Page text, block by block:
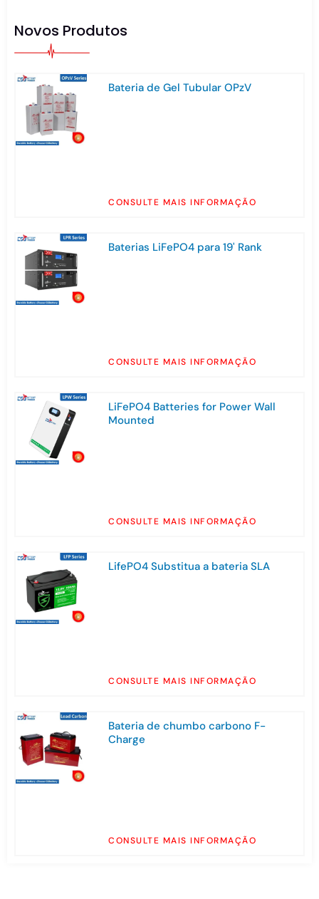
Novos Produtos
Bateria de Gel Tubular OPzV
CONSULTE MAIS INFORMAÇÃO
Baterias LiFePO4 para 19' Rank
CONSULTE MAIS INFORMAÇÃO
LiFePO4 Batteries for Power Wall
Mounted
CONSULTE MAIS INFORMAÇÃO
LifePO4 Substitua a bateria SLA
CONSULTE MAIS INFORMAÇÃO
Bateria de chumbo carbono F-
Charge
CONSULTE MAIS INFORMAÇÃO